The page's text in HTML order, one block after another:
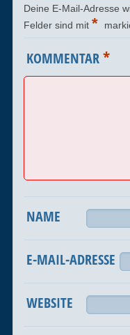
Deine E-Mail-Adresse
Felder sind mit *
KOMMENTAR*
NAME
E-MAIL-ADRESSE
WEBSITE